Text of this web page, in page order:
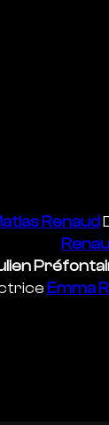
Renaud
Emma